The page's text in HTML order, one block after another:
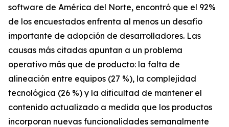
software de América del Norte, encontró que el 92%
de los encuestados enfrenta al menos un desafío
importante de adopción de desarrolladores. Las
causas más citadas apuntan a un problema
operativo más que de producto: la falta de
alineación entre equipos (27 %), la complejidad
tecnológica (26 %) y la dificultad de mantener el
contenido actualizado a medida que los productos
incorporan nuevas funcionalidades semanalmente